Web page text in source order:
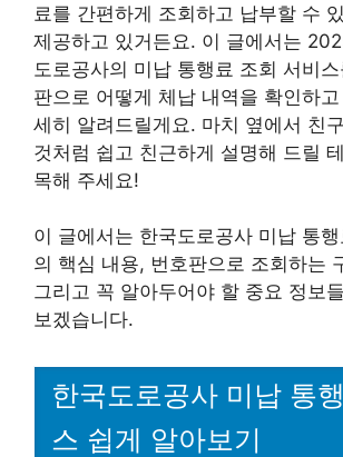
료를 간편하게 조회하고 납부할 수
제공하고 있거든요. 이 글에서는
도로공사의 미납 통행료 조회 서비
판으로 어떻게 체납 내역을 확인하
세히 알려드릴게요. 마치 옆에서 친
것처럼 쉽고 친근하게 설명해 드릴
목해 주세요!
이 글에서는 한국도로공사 미납 통
의 핵심 내용, 번호판으로 조회하는
그리고 꼭 알아두어야 할 중요 정보
보겠습니다.
한국도로공사 미납 통
스 쉽게 알아보기